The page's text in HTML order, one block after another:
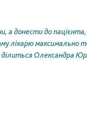
а донести до
лікарю максимально
Олександра